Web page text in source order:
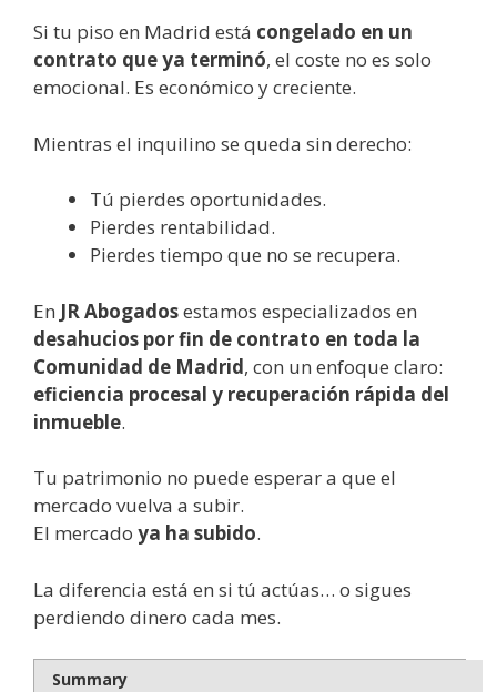
Si tu piso en Madrid está congelado en un
contrato que ya terminó, el coste no es solo
emocional. Es económico y creciente.
Mientras el inquilino se queda sin derecho:
Tú pierdes oportunidades.
Pierdes rentabilidad.
Pierdes tiempo que no se recupera.
En JR Abogadosestamos especializados en
desahucios por fin de contrato en toda la
Comunidad de Madrid, con un enfoque claro:
eficiencia procesal y recuperación rápida del
inmueble.
Tu patrimonio no puede esperar a que el
mercado vuelva a subir.
El mercado ya ha subido.
La diferencia está en si tú actúas… o sigues
perdiendo dinero cada mes.
Summary